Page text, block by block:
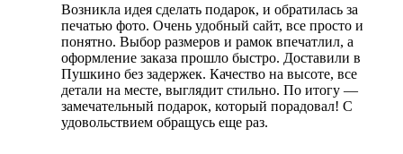
Возникла идея сделать подарок, и обратилась за
печатью фото. Очень удобный сайт, все просто и
понятно. Выбор размеров и рамок впечатлил, а
оформление заказа прошло быстро. Доставили в
Пушкино без задержек. Качество на высоте, все
детали на месте, выглядит стильно. По итогу —
замечательный подарок, который порадовал! С
удовольствием обращусь еще раз.